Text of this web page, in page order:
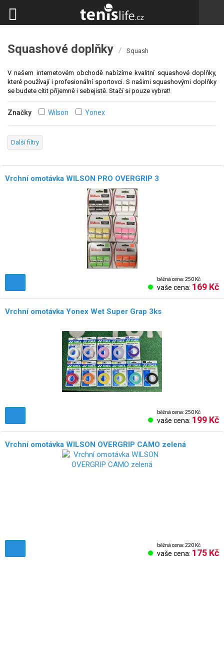
Squashové doplňky / Squash
V našem internetovém obchodě nabízíme kvalitní squashové doplňky,
které používají i profesionální sportovci. S našimi squashovými doplňky
se budete cítit příjemně i sebejistě. Stačí si pouze vybrat!
Značky Wilson Yonex
Další filtry
Vrchní omotávka WILSON PRO OVERGRIP 3
běžná cena: 250 Kč
vaše cena: 169 Kč
Vrchní omotávka Yonex Wet Super Grap 3ks
běžná cena: 250 Kč
vaše cena: 199 Kč
Vrchní omotávka WILSON OVERGRIP CAMO zelená
běžná cena: 220 Kč
vaše cena: 175 Kč